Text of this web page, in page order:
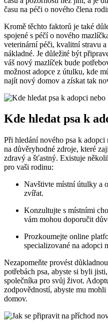
času na péči o nového člena
Kromě těchto faktorů je také
spojené s péčí o nového
veterinární péči, kvalitní stravu
nákladné. Je důležité být
váš nový mazlíček bude
možnost adopce z útulku, kde
najít nový domov a získat tak
Kde hledat psa k
Při hledání nového psa k
na důvěryhodné zdroje, které
zdravý a šťastný. Existuje
pro vaši rodinu:
Navštivte místní útulky a
zvířat.
Konzultujte s místními
vám mohou doporučit
Prozkoumejte online
specializované na adopci
Nezapomeňte provést
potřebách psa, abyste si byli
společníka pro svůj život.
zodpovědností, abyste mu
domov.